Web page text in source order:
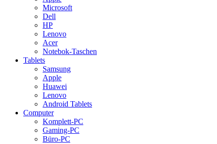
Microsoft
Dell
HP
Lenovo
Acer
Notebok-Taschen
Tablets
Samsung
Apple
Huawei
Lenovo
Android Tablets
Computer
Komplett-PC
Gaming-PC
Büro-PC